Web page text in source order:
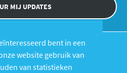
MIJ UPDATES
bent in een
website gebruik van
van statistieken